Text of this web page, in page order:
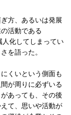
方、あるいは発展
活動である
人化してしまってい
を語った。
くいという側面も
が周りに必ずいる
あっても、その後
て、思いや活動が